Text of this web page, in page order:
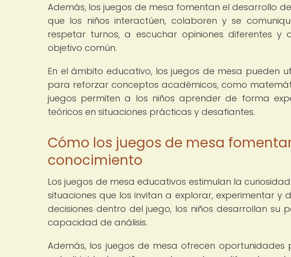
Además, los juegos de mesa fomentan el desarrollo
que los niños interactúen, colaboren y se
respetar turnos, a escuchar opiniones diferentes
objetivo común.
En el ámbito educativo, los juegos de mesa pueden
para reforzar conceptos académicos, como
juegos permiten a los niños aprender de forma
teóricos en situaciones prácticas y desafiantes.
Cómo los juegos de mesa
conocimiento
Los juegos de mesa educativos estimulan la
situaciones que los invitan a explorar, experimentar y
decisiones dentro del juego, los niños desarrollan su
capacidad de análisis.
Además, los juegos de mesa ofrecen